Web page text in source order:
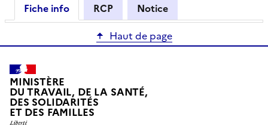
Fiche info RCP
Notice
Haut de page
MINISTÈRE
DU TRAVAIL, DE LA SANTÉ,
DES SOLIDARITÉS
ET DES FAMILLES